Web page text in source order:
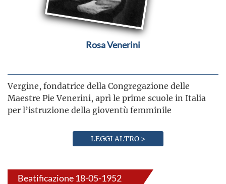
Rosa Venerini
Vergine, fondatrice della Congregazione delle
Maestre Pie Venerini, aprì le prime scuole in Italia
per l’istruzione della gioventù femminile
LEGGI ALTRO >
Beatificazione 18-05-1952